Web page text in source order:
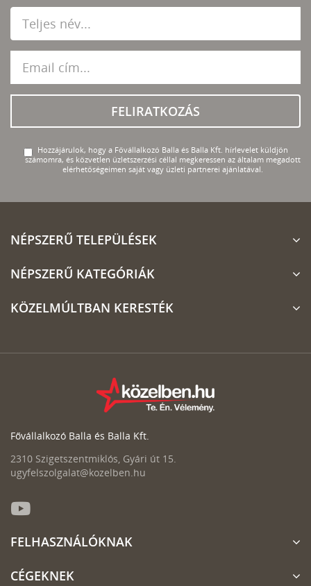
FELIRATKOZÁS
Hozzájárulok, hogy a Fővállalkozó Balla és Balla Kft. hírlevelet küldjön
számomra, és közvetlen üzletszerzési céllal megkeressen az általam megadott
elérhetőségeimen saját vagy üzleti partnerei ajánlatával.
NÉPSZERŰ TELEPÜLÉSEK
NÉPSZERŰ KATEGÓRIÁK
KÖZELMÚLTBAN KERESTÉK
Fővállalkozó Balla és Balla Kft.
2310 Szigetszentmiklós, Gyári út 15.
ugyfelszolgalat@kozelben.hu
FELHASZNÁLÓKNAK
CÉGEKNEK